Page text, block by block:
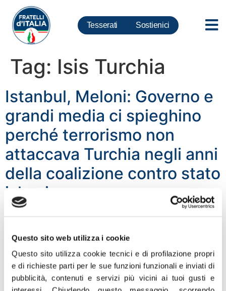
Questo sito web utilizza i cookie
Questo sito utilizza cookie tecnici e di profilazione propri
e di richieste parti per le sue funzioni funzionali e inviati di
pubblicità, contenuti e servizi più vicini ai tuoi gusti e
Tesserati Sostienici
Tag: Isis Turchia
Istanbul, Meloni: Governo e
grandi media ci spieghino
perché terrorismo non
attaccava Turchia negli anni
della coalizione contro stato
islamico